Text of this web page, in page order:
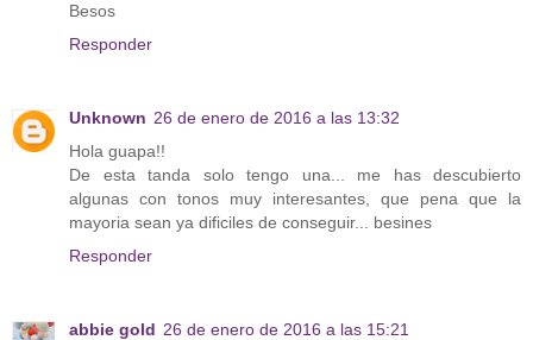
Besos
Responder
Unknown 26 de enero de 2016 a las 13:32
Hola guapa!!
De esta tanda solo tengo una... me has descubierto
algunas con tonos muy interesantes, que pena que la
mayoria sean ya dificiles de conseguir... besines
Responder
abbie gold 26 de enero de 2016 a las 15:21